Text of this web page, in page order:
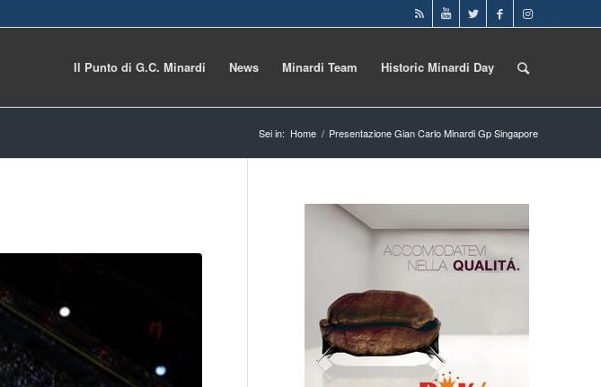
Il Punto di G.C. Minardi News Minardi Team Historic Minardi Day
Sei in: Home / Presentazione Gian Carlo Minardi Gp Singapore